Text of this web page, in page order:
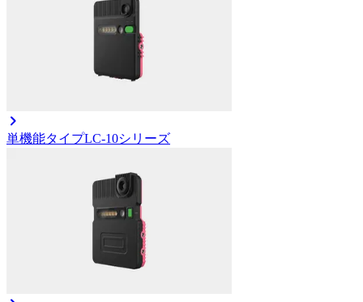
単機能タイプLC-10シリーズ